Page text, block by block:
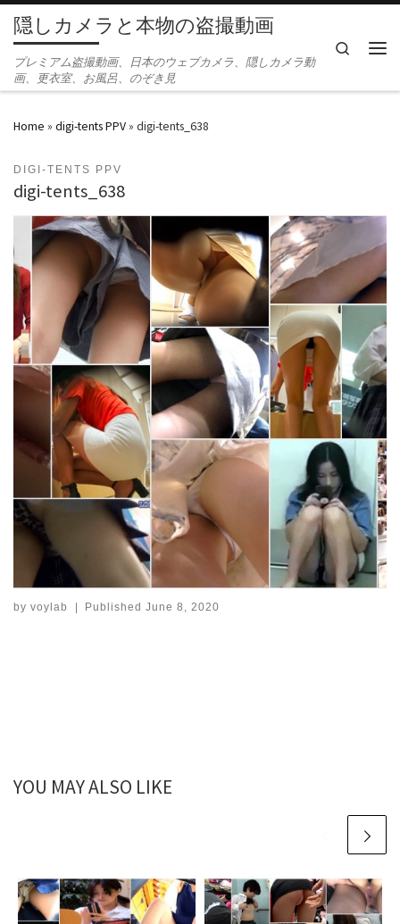
Skip to content
隠しカメラと本物の盗撮動画
プレミアム盗撮動画、日本のウェブカメラ、隠しカメラ動
画、更衣室、お風呂、のぞき見
Search
Home » digi-tents PPV» digi-tents_638
DIGI-TENTS PPV
digi-tents_638
by voylab PublishedJune 8, 2020
YOU MAY ALSO LIKE